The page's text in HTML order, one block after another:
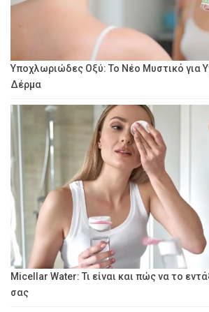
Υποχλωριώδες Οξύ: Το Νέο Μυστικό για
Δέρμα
Micellar Water: Τι είναι και πώς να το
σας